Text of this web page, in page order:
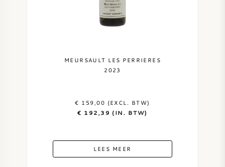
OOSTENRIJKSE WIJN
ALLE LANDENMEURSAULT LES PERRIERES
2023
€ 159,00 (EXCL. BTW)
€ 192,39 (IN. BTW)
LEES MEER